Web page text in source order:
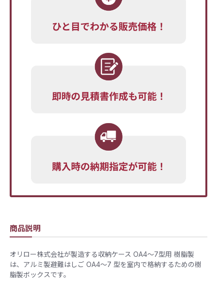
商品説明
オリロー株式会社が製造する収納ケース OA4～7型用 樹脂製
は、アルミ製避難はしご OA4～7 型を室内で格納するための樹
脂製ボックスです。